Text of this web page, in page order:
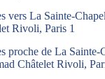
vers La Sainte-
Rivoli, Paris 1
proche de La Sainte-
Châtelet Rivoli,